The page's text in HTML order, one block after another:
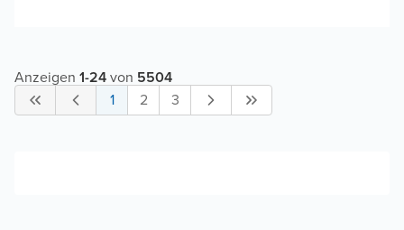
Anzeigen 1-24von 5504
1
2 3